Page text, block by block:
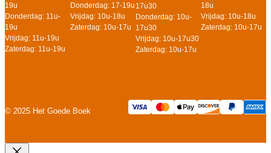
19u
Donderdag: 11u-
19u
Vrijdag: 11u-19u
Zaterdag: 11u-19u
Donderdag: 17-19u
Vrijdag: 10u-18u
Zaterdag: 10u-17u
17u30
Donderdag: 10u-
17u30
Vrijdag: 10u-17u30
Zaterdag: 10u-17u
18u
Vrijdag: 10u-18u
Zaterdag: 10u-17u
© 2025 Het Goede Boek